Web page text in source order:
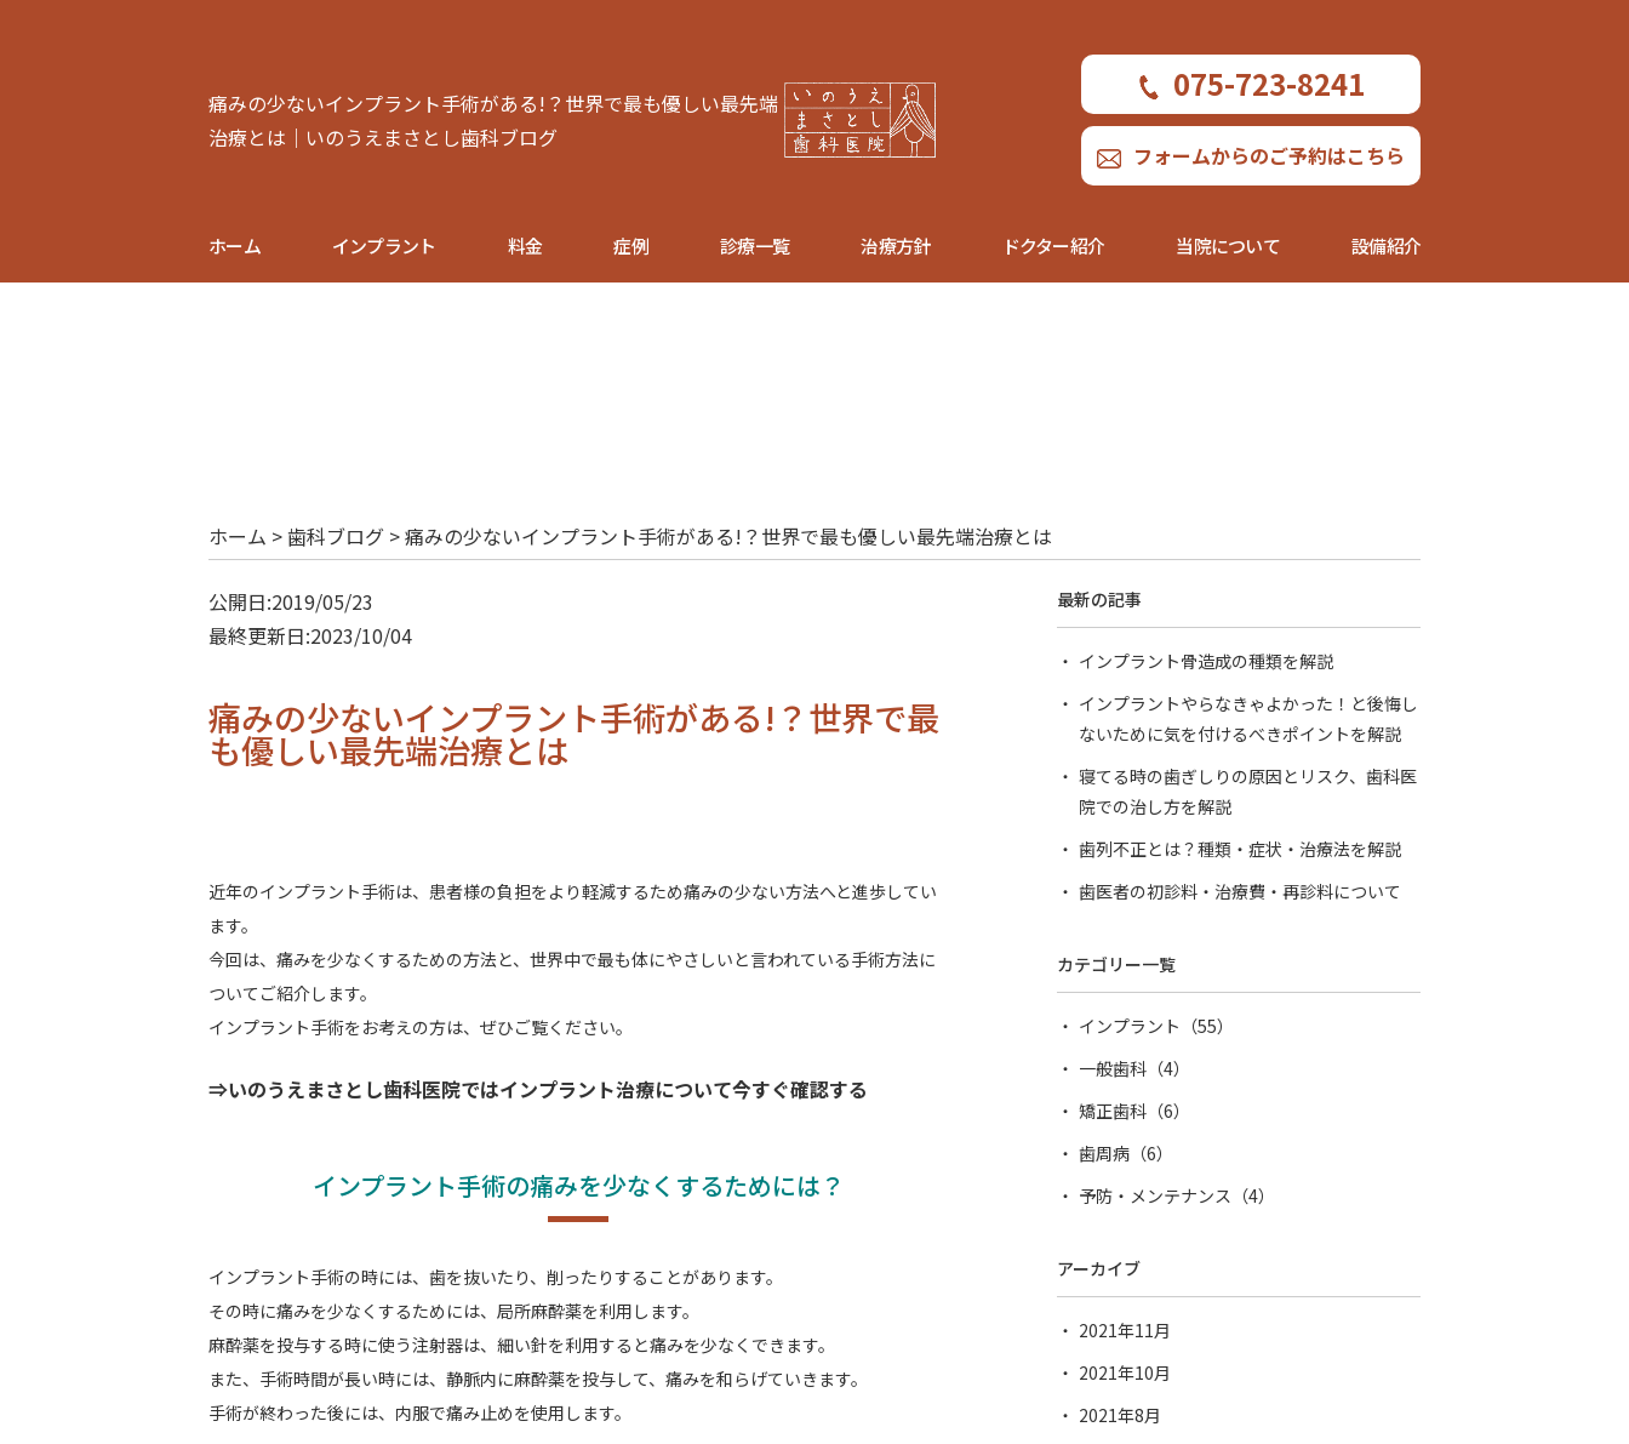
痛みの少ないインプラント手術がある!？世界で最も優しい最先端
治療とは｜いのうえまさとし歯科ブログ
075-723-8241
フォームからのご予約はこちら
ホーム インプラント 料金 症例 診療一覧 治療方針 ドクター紹介 当院について 設備紹介
ホーム >歯科ブログ >痛みの少ないインプラント手術がある!？世界で最も優しい最先端治療とは
公開日:2019/05/23
最終更新日:2023/10/04
痛みの少ないインプラント手術がある!？世界で最
も優しい最先端治療とは
近年のインプラント手術は、患者様の負担をより軽減するため痛みの少ない方法へと進歩してい
ます。
今回は、痛みを少なくするための方法と、 世界中で最も体にやさしいと言われている手術方法に
ついてご紹介します。
インプラント手術をお考えの方は、ぜひご覧ください。
⇒いのうえまさとし歯科医院ではインプラント治療について今すぐ確認する
インプラント手術の痛みを少なくするためには？
インプラント手術の時には、歯を抜いたり、削ったりすることがあります。
その時に痛みを少なくするためには、局所麻酔薬を利用します。
麻酔薬を投与する時に使う注射器は、細い針を利用すると痛みを少なくできます。
また、手術時間が長い時には、静脈内に麻酔薬を投与して、痛みを和らげていきます。
手術が終わった後には、内服で痛み止めを使用します。
最新の記事
インプラント骨造成の種類を解説
インプラントやらなきゃよかった！と後悔し
ないために気を付けるべきポイントを解説
寝てる時の歯ぎしりの原因とリスク、歯科医
院での治し方を解説
歯列不正とは？種類・症状・治療法を解説
歯医者の初診料・治療費・再診料について
カテゴリー一覧
インプラント（55）
一般歯科（4）
矯正歯科（6）
歯周病（6）
予防・メンテナンス（4）
アーカイブ
2021年11月
2021年10月
2021年8月